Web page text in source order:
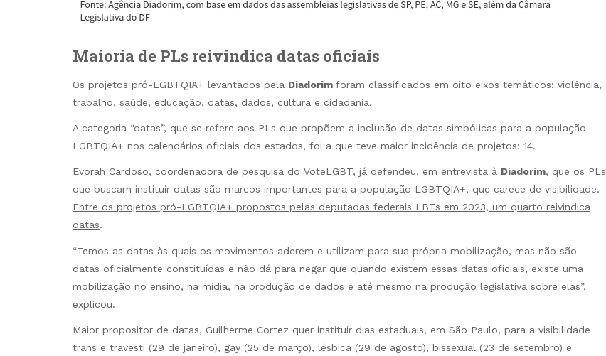
Maioria de PLs reivindica datas oficiais
Os projetos pró-LGBTQIA+ levantados pela Diadorim foram classificados em oito eixos temáticos: violência,
trabalho, saúde, educação, datas, dados, cultura e cidadania.
A categoria “datas”, que se refere aos PLs que propõem a inclusão de datas simbólicas para a população
LGBTQIA+ nos calendários oficiais dos estados, foi a que teve maior incidência de projetos: 14.
Evorah Cardoso, coordenadora de pesquisa do VoteLGBT, já defendeu, em entrevista à Diadorim, que os PLs
que buscam instituir datas são marcos importantes para a população LGBTQIA+, que carece de visibilidade.
Entre os projetos pró-LGBTQIA+ propostos pelas deputadas federais LBTs em 2023, um quarto reivindica
datas.
“Temos as datas às quais os movimentos aderem e utilizam para sua própria mobilização, mas não são
datas oficialmente constituídas e não dá para negar que quando existem essas datas oficiais, existe uma
mobilização no ensino, na mídia, na produção de dados e até mesmo na produção legislativa sobre elas”,
explicou.
Maior propositor de datas, Guilherme Cortez quer instituir dias estaduais, em São Paulo, para a visibilidade
trans e travesti (29 de janeiro), gay (25 de março), lésbica (29 de agosto), bissexual (23 de setembro) e